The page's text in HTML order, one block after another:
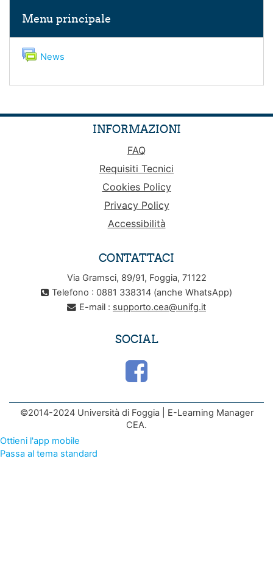
Menu principale
News
INFORMAZIONI
FAQ
Requisiti Tecnici
Cookies Policy
Privacy Policy
Accessibilità
CONTATTACI
Via Gramsci, 89/91, Foggia, 71122
Telefono : 0881 338314 (anche WhatsApp)
E-mail : supporto.cea@unifg.it
SOCIAL
©2014-2024 Università di Foggia | E-Learning Manager
CEA.
Ottieni l'app mobile
Passa al tema standard